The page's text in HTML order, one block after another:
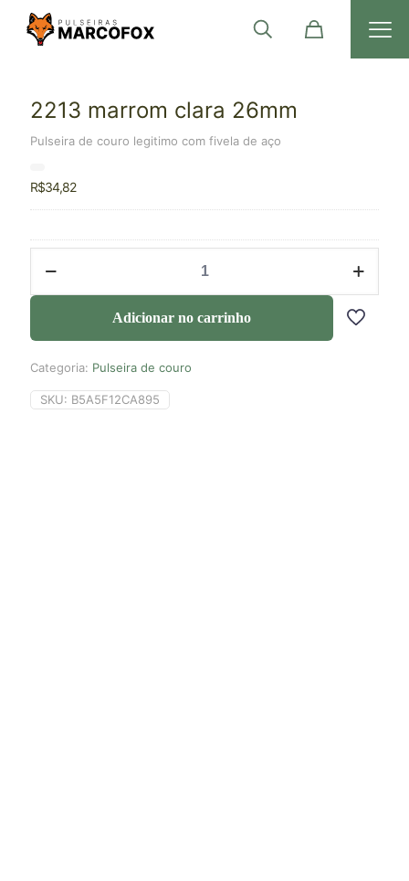
2213 marrom clara 26mm
Pulseira de couro legitimo com fivela de aço
R$34,82
Adicionar no carrinho
Categoria: Pulseira de couro
SKU: B5A5F12CA895